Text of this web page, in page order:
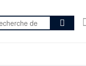
Recherche
pour :